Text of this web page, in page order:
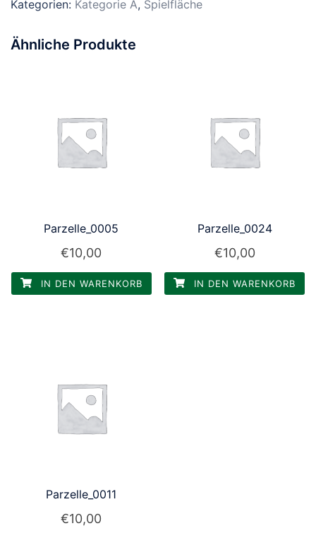
Kategorien: Kategorie A, Spielfläche
Ähnliche Produkte
Parzelle_0005
€10,00
IN DEN WARENKORB
Parzelle_0024
€10,00
IN DEN WARENKORB
Parzelle_0011
€10,00